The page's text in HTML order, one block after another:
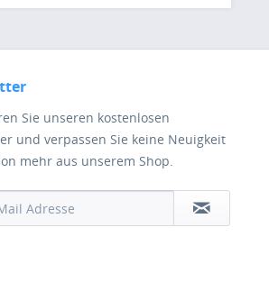
Sie unseren kostenlosen
und verpassen Sie keine Neuigkeit
mehr aus unserem Shop.